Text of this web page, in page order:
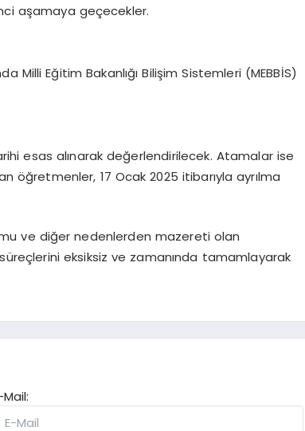
aşamaya geçecekler.
Eğitim Bakanlığı Bilişim Sistemleri (MEBBİS)
esas alınarak değerlendirilecek. Atamalar ise
öğretmenler, 17 Ocak 2025 itibarıyla ayrılma
ve diğer nedenlerden mazereti olan
eksiksiz ve zamanında tamamlayarak
Mail: